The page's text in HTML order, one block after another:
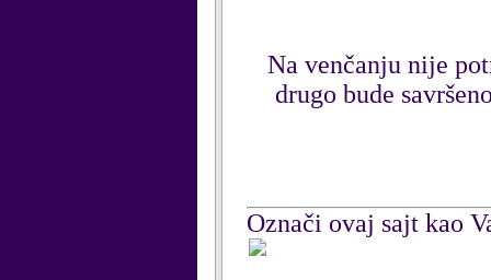
Na venčanju nije
drugo bude
Označi ovaj sajt kao